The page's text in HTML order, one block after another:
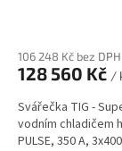
106 248 Kč bez DPH
128 560 Kč /
Svářečka TIG -
vodním chladičem
PULSE, 350 A,